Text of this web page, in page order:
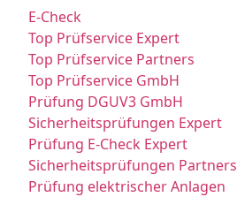
E-Check
Top Prüfservice Expert
Top Prüfservice Partners
Top Prüfservice GmbH
Prüfung DGUV3 GmbH
Sicherheitsprüfungen Expert
Prüfung E-Check Expert
Sicherheitsprüfungen Partners
Prüfung elektrischer Anlagen